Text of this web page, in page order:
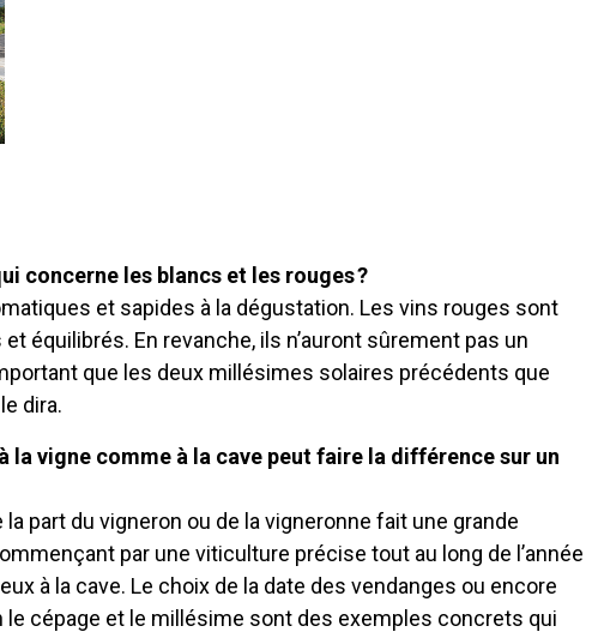
concerne les blancs et les rouges ?
et sapides à la dégustation. Les vins rouges sont
équilibrés. En revanche, ils n’auront sûrement pas un
que les deux millésimes solaires précédents que
dira.
la vigne comme à la cave peut faire la différence sur un
la part du vigneron ou de la vigneronne fait une grande
par une viticulture précise tout au long de l’année
à la cave. Le choix de la date des vendanges ou encore
cépage et le millésime sont des exemples concrets qui